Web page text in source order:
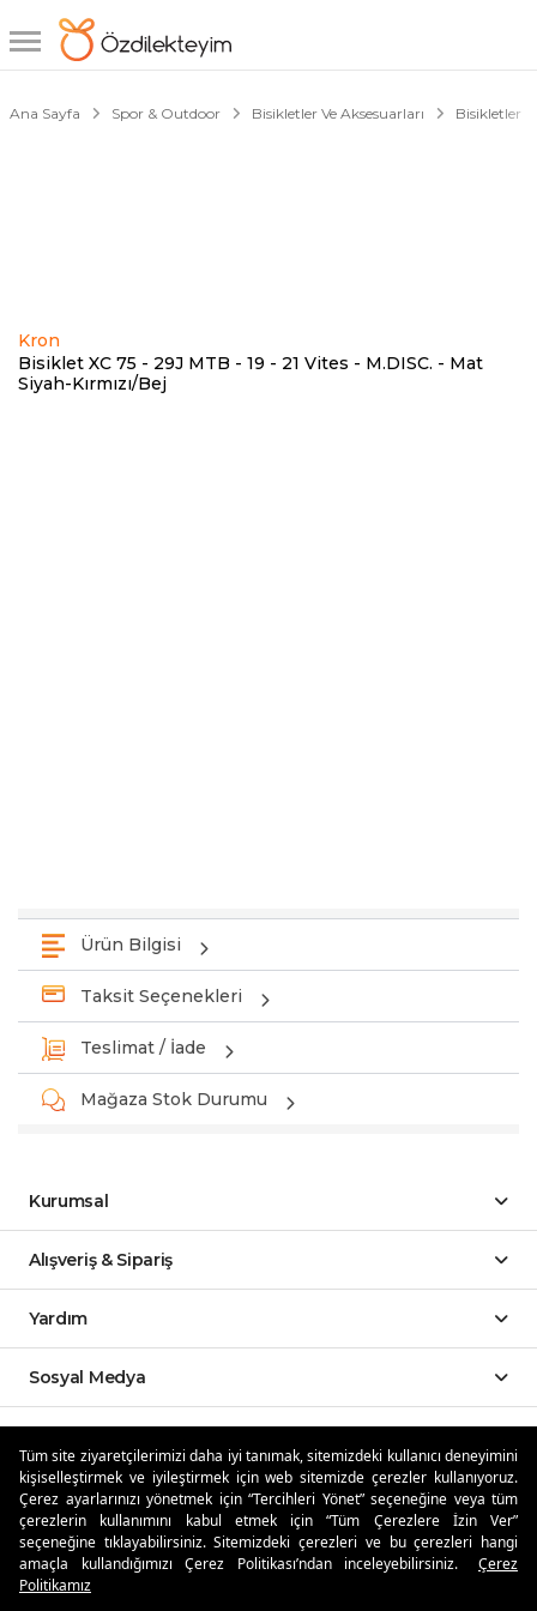
Tüm site ziyaretçilerimizi daha iyi tanımak, sitemizdeki kullanıcı deneyimini
kişiselleştirmek ve iyileştirmek için web sitemizde çerezler kullanıyoruz.
Çerez ayarlarınızı yönetmek için “Tercihleri Yönet” seçeneğine veya tüm
çerezlerin kullanımını kabul etmek için “Tüm Çerezlere İzin Ver”
seçeneğine tıklayabilirsiniz. Sitemizdeki çerezleri ve bu çerezleri hangi
amaçla kullandığımızı Çerez Politikası’ndan inceleyebilirsiniz.
Çerez
Politikamız
Ana Sayfa Spor & Outdoor Bisikletler Ve Aksesuarları Bisikletler
Kron
Bisiklet XC 75 - 29J MTB - 19 - 21 Vites - M.DISC. - Mat
Siyah-Kırmızı/Bej
1/1
Ürün Bilgisi
Taksit Seçenekleri
Teslimat / İade
Mağaza Stok Durumu
Kurumsal
Alışveriş & Sipariş
Yardım
Sosyal Medya
Özdilekteyim'de Taksit Avantajları
Güvenli Alışveriş